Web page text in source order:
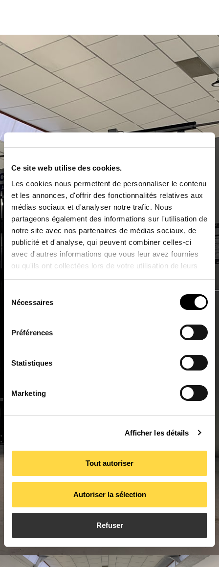
Ce site web utilise des cookies.
Les cookies nous permettent de personnaliser le contenu
et les annonces, d'offrir des fonctionnalités relatives aux
médias sociaux et d'analyser notre trafic. Nous
partageons également des informations sur l'utilisation de
notre site avec nos partenaires de médias sociaux, de
publicité et d'analyse, qui peuvent combiner celles-ci
avec d'autres informations que vous leur avez fournies
ou qu'ils ont collectées lors de votre utilisation de leurs
services.
Nécessaires
Préférences
Statistiques
Marketing
Afficher les détails
Tout autoriser
Autoriser la sélection
Refuser